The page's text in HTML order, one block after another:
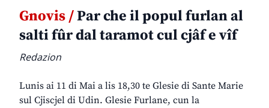
Gnovis /Par che il popul furlan al
salti fûr dal taramot cul cjâf e vîf
Redazion
Lunis ai 11 di Mai a lis 18,30 te Glesie di Sante Marie
sul Cjiscjel di Udin. Glesie Furlane, cun la